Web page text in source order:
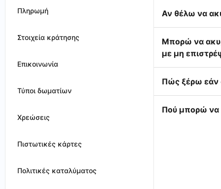
Πληρωμή
Στοιχεία κράτησης
Επικοινωνία
Τύποι δωματίων
Χρεώσεις
Πιστωτικές κάρτες
Πολιτικές καταλύματος
Αν θέλω να
Μπορώ να
με μη
Πώς ξέρω εάν
Πού μπορώ να